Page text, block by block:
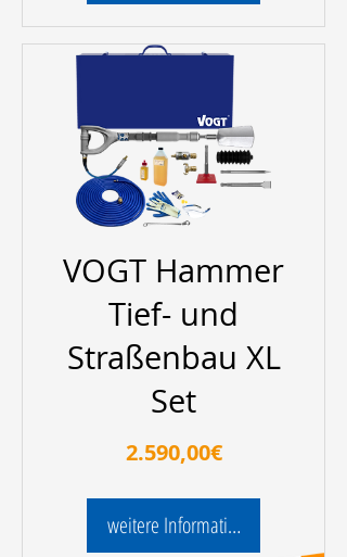
VOGT Hammer
Tief- und
Straßenbau XL
Set
2.590,00€Preis
weitere Informationen